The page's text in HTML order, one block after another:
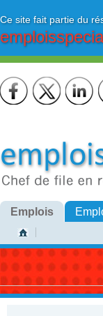
Ce site fait partie du
Emplois